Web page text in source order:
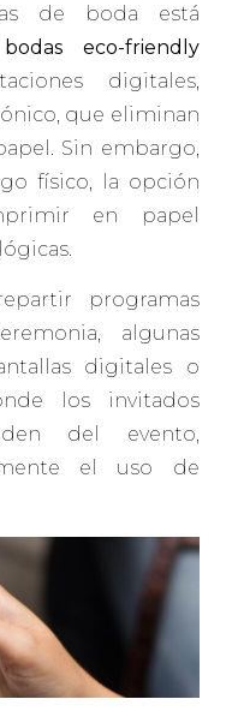
de boda está
bodas eco-friendly
digitales,
que eliminan
Sin embargo,
físico, la opción
en papel
programas
algunas
digitales o
los invitados
del evento,
el uso de